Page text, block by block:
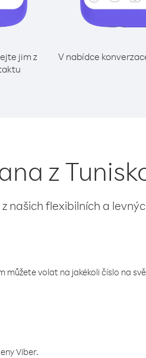
jim z
V nabídce
z
našich flexibilních a
volat na jakékoli číslo na
Viber.